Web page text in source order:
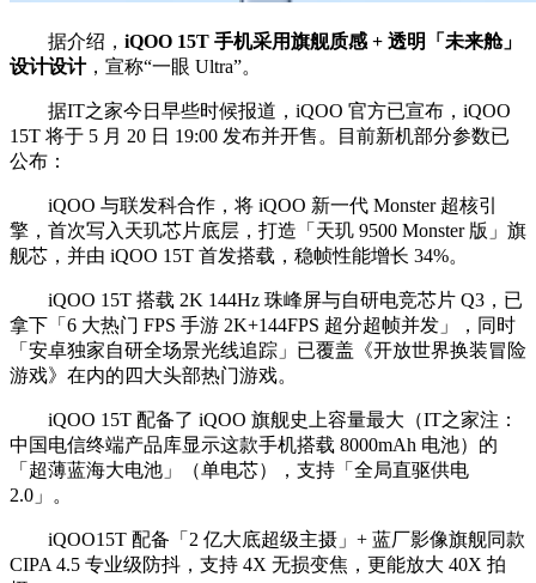
据介绍， iQOO 15T 手机采用旗舰质感 + 透明「未来舱」
设计设计，宣称“一眼 Ultra”。
据IT之家今日早些时候报道，iQOO 官方已宣布，iQOO
15T 将于 5 月 20 日 19:00 发布并开售。目前新机部分参数已
公布：
iQOO 与联发科合作，将 iQOO 新一代 Monster 超核引
擎，首次写入天玑芯片底层，打造「天玑 9500 Monster 版」旗
舰芯，并由 iQOO 15T 首发搭载，稳帧性能增长 34%。
iQOO 15T 搭载 2K 144Hz 珠峰屏与自研电竞芯片 Q3，已
拿下「6 大热门 FPS 手游 2K+144FPS 超分超帧并发」，同时
「安卓独家自研全场景光线追踪」已覆盖《开放世界换装冒险
游戏》在内的四大头部热门游戏。
iQOO 15T 配备了 iQOO 旗舰史上容量最大（IT之家注：
中国电信终端产品库显示这款手机搭载 8000mAh 电池）的
「超薄蓝海大电池」（单电芯），支持「全局直驱供电
2.0」。
iQOO15T 配备「2 亿大底超级主摄」+ 蓝厂影像旗舰同款
CIPA 4.5 专业级防抖，支持 4X 无损变焦，更能放大 40X 拍